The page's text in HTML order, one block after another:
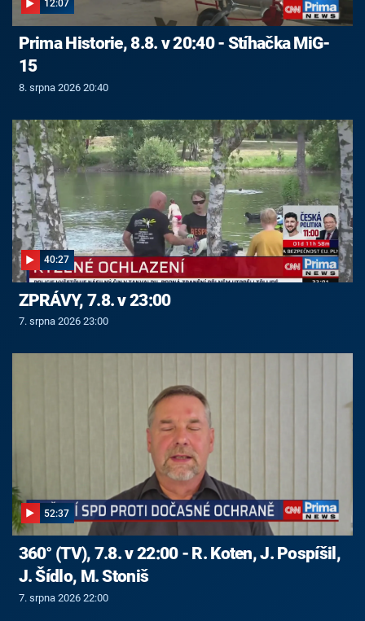
12:07
Prima Historie, 8.8. v 20:40 - Stíhačka MiG-
15
8. srpna 2026 20:40
40:27
ZPRÁVY, 7.8. v 23:00
7. srpna 2026 23:00
52:37
360° (TV), 7.8. v 22:00 - R. Koten, J. Pospíšil,
J. Šídlo, M. Stoniš
7. srpna 2026 22:00